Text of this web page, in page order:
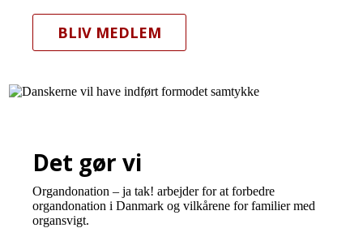
BLIV MEDLEM
Det gør vi
Organdonation – ja tak! arbejder for at forbedre
organdonation i Danmark og vilkårene for familier med
organsvigt.